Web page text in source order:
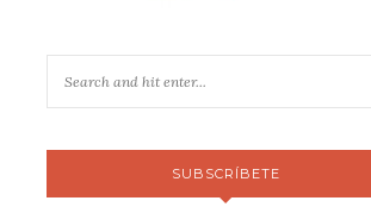
SUBSCRÍBETE